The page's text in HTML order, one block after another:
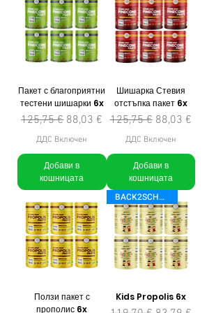
Пакет с благоприятни
тестени шишарки 6x
Редовна цена
125,75 € Продажна цена
88,03 €
ДДС Включен
Добави в
кошницата
Шишарка Стевия
отстъпка пакет 6x
Редовна цена
125,75 € Продажна
88,03 €
ДДС Включен
Добави в
кошницата
Ползи пакет с
прополис 6x
BACK2SCHOOL
Kids Propolis 6x